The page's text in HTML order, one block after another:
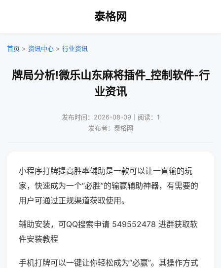
泰格网
首页 > 资讯中心 > 行业资讯
牌局分析!微乐山东麻将插件_控制软件-行
业资讯
发布时间：2026-08-09｜阅读：1
发布者：泰格网
小程序打牌提高胜率辅助是一款可以让一直输的玩
家，快速成为一个“必胜”的输赢辅助神器，有需要的
用户可通过正规渠道获取使用。
辅助安装，可QQ搜索申请 549552478 进群获取软
件安装教程
手机打牌可以一键让你轻松成为“必赢”。其操作方式